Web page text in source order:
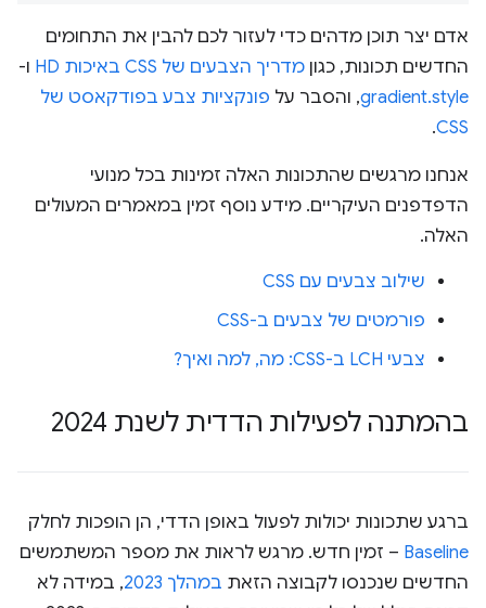
אדם יצר תוכן מדהים כדי לעזור לכם להבין את התחומים
החדשים תכונות, כגון מדריך הצבעים של CSS באיכות HD
ו-
gradient.style, והסבר על פונקציות צבע בפודקאסט של
CSS
.
אנחנו מרגשים שהתכונות האלה זמינות בכל מנועי
הדפדפנים העיקריים. מידע נוסף זמין במאמרים המעולים
האלה.
שילוב צבעים עם CSS
פורמטים של צבעים ב-CSS
צבעי LCH ב-CSS: מה, למה ואיך?
בהמתנה לפעילות הדדית לשנת 2024
ברגע שתכונות יכולות לפעול באופן הדדי, הן הופכות לחלק
Baseline – זמין חדש. מרגש לראות את מספר המשתמשים
החדשים שנכנסו לקבוצה הזאת במהלך 2023
, במידה לא